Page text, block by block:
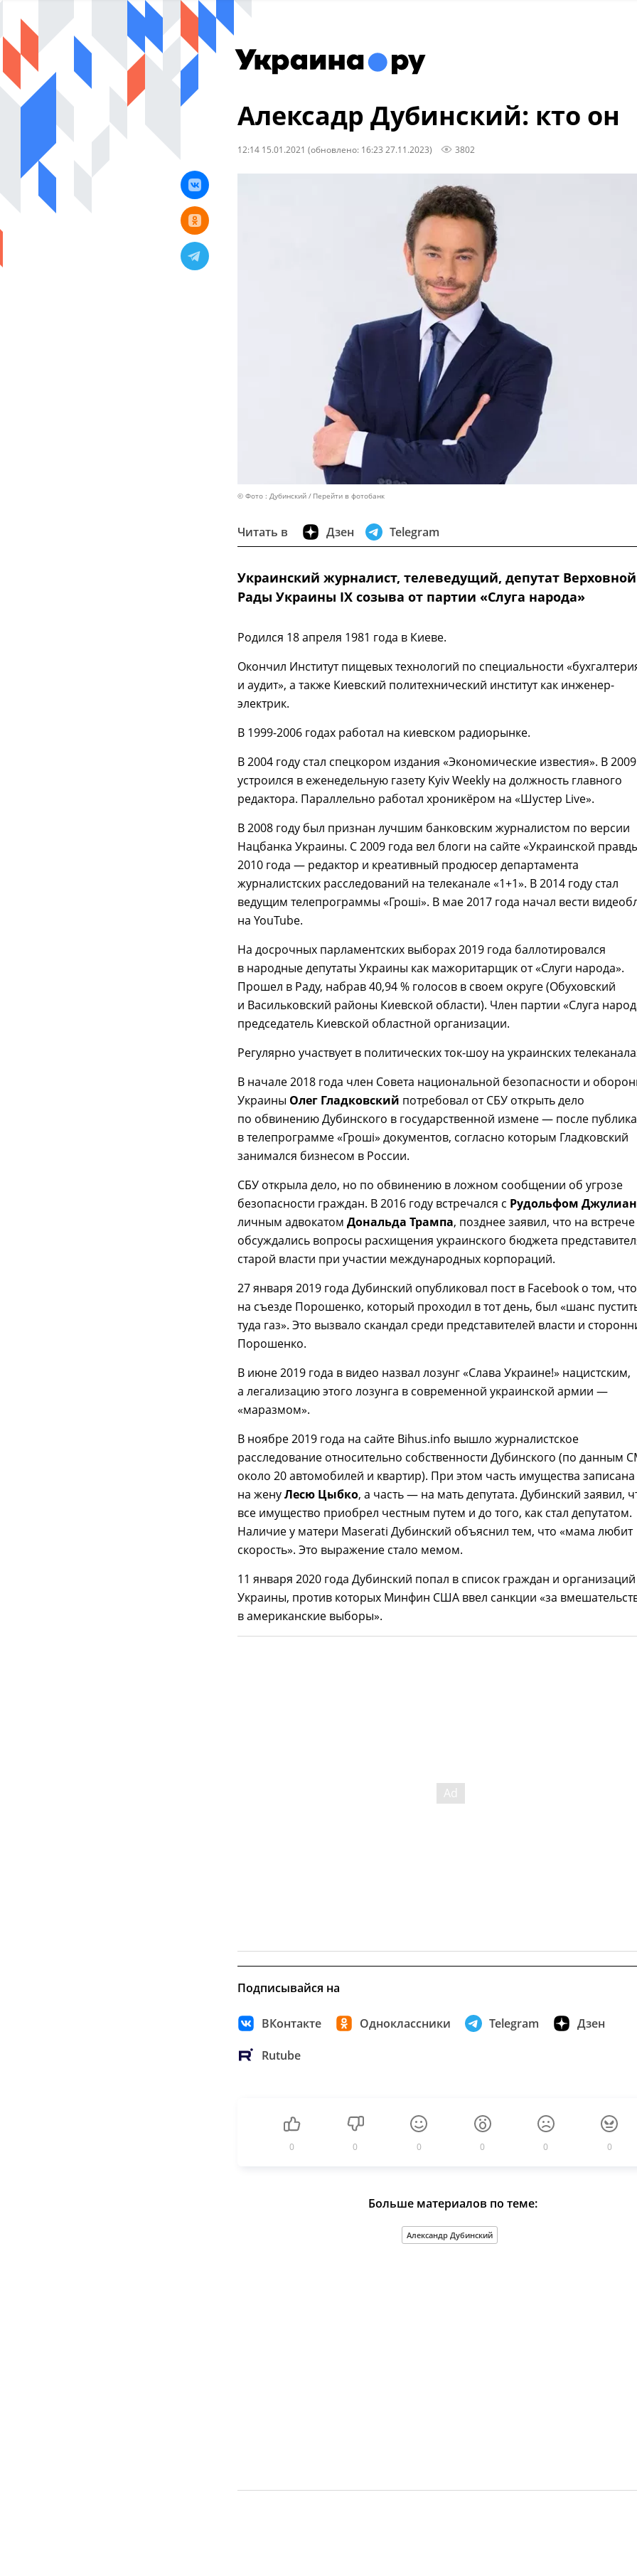
Алексадр Дубинский: кто он
12:14 15.01.2021 (обновлено: 16:23 27.11.2023) 3802
© Фото : Дубинский Перейти в фотобанк
Читать в Дзен Telegram
Украинский журналист, телеведущий, депутат Верховной
Рады Украины IX созыва от партии «Слуга народа»
Родился 18 апреля 1981 года в Киеве.
Окончил Институт пищевых технологий по специальности
и аудит», а также Киевский политехнический институт как инженер-
электрик.
В 1999-2006 годах работал на киевском радиорынке.
В 2004 году стал спецкором издания «Экономические известия». В
устроился в еженедельную газету Kyiv Weekly на должность главного
редактора. Параллельно работал хроникёром на «Шустер Live».
В 2008 году был признан лучшим банковским журналистом по версии
Нацбанка Украины. С 2009 года вел блоги на сайте «Украинской
2010 года — редактор и креативный продюсер департамента
журналистских расследований на телеканале «1+1». В 2014 году стал
ведущим телепрограммы «Гроші». В мае 2017 года начал вести
на YouTube.
На досрочных парламентских выборах 2019 года баллотировался
в народные депутаты Украины как мажоритарщик от «Слуги народа».
Прошел в Раду, набрав 40,94 % голосов в своем округе (Обуховский
и Васильковский районы Киевской области). Член партии «Слуга
председатель Киевской областной организации.
Регулярно участвует в политических ток-шоу на украинских
В начале 2018 года член Совета национальной безопасности и
Украины Олег Гладковский потребовал от СБУ открыть дело
по обвинению Дубинского в государственной измене — после
в телепрограмме «Гроші» документов, согласно которым Гладковский
занимался бизнесом в России.
СБУ открыла дело, но по обвинению в ложном сообщении об угрозе
безопасности граждан. В 2016 году встречался с Рудольфом
личным адвокатом Дональда Трампа, позднее заявил, что на встрече
обсуждались вопросы расхищения украинского бюджета
старой власти при участии международных корпораций.
27 января 2019 года Дубинский опубликовал пост в Facebook о том, что
на съезде Порошенко, который проходил в тот день, был «шанс
туда газ». Это вызвало скандал среди представителей власти и
Порошенко.
В июне 2019 года в видео назвал лозунг «Слава Украине!» нацистским,
а легализацию этого лозунга в современной украинской армии —
«маразмом».
В ноябре 2019 года на сайте Bihus.info вышло журналистское
расследование относительно собственности Дубинского (по данным
около 20 автомобилей и квартир). При этом часть имущества записана
на женуЛесю Цыбко, а часть — на мать депутата. Дубинский заявил,
все имущество приобрел честным путем и до того, как стал депутатом.
Наличие у матери Maserati Дубинский объяснил тем, что «мама любит
скорость». Это выражение стало мемом.
11 января 2020 года Дубинский попал в список граждан и организаций
Украины, против которых Минфин США ввел санкции «за
в американские выборы».
Подписывайся на
ВКонтакте Одноклассники Telegram Дзен
Rutube
0 0 0 0 0 0
Больше материалов по теме:
Александр Дубинский